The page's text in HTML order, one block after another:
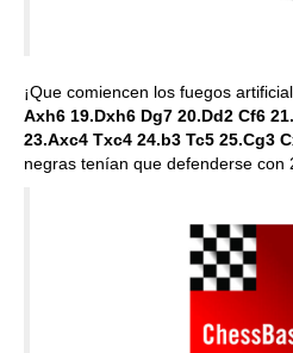
¡Que comiencen los fuegos
Axh6 19.Dxh6 Dg7 20.Dd2 Cf6
23.Axc4 Txc4 24.b3 Tc5 25.Cg3
negras tenían que defenderse con